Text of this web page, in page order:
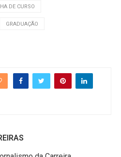
DE CURSO
GRADUAÇÃO